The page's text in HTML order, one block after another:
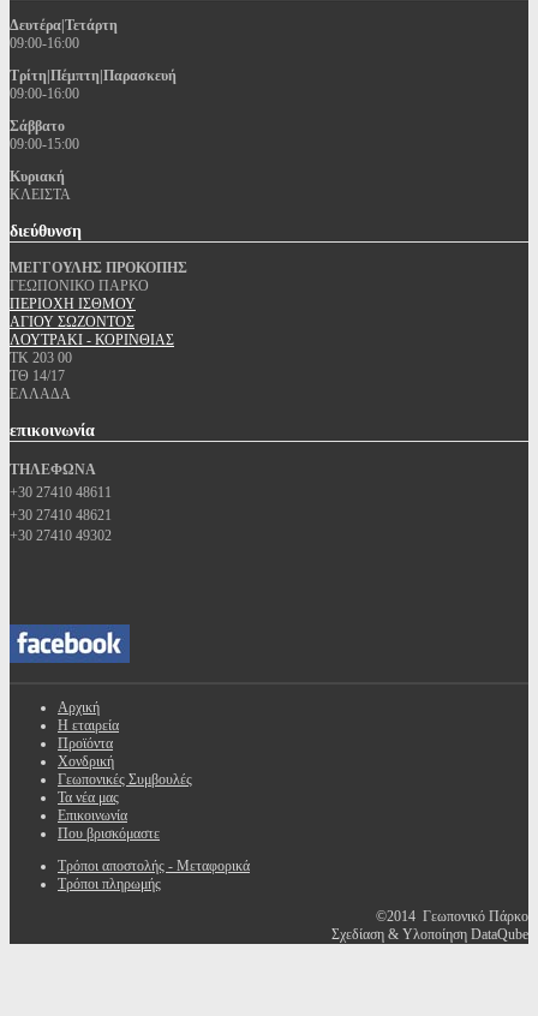
Δευτέρα|Τετάρτη
09:00-16:00
Τρίτη|Πέμπτη|Παρασκευή
09:00-16:00
Σάββατο
09:00-15:00
Κυριακή
ΚΛΕΙΣΤΑ
διεύθυνση
ΜΕΓΓΟΥΛΗΣ ΠΡΟΚΟΠΗΣ
ΓΕΩΠΟΝΙΚΟ ΠΑΡΚΟ
ΠΕΡΙΟΧΗ ΙΣΘΜΟΥ
ΑΓΙΟΥ ΣΩΖΟΝΤΟΣ
ΛΟΥΤΡΑΚΙ - ΚΟΡΙΝΘΙΑΣ
ΤΚ 203 00
ΤΘ 14/17
ΕΛΛΑΔΑ
επικοινωνία
ΤΗΛΕΦΩΝΑ
+30 27410 48611
+30 27410 48621
+30 27410 49302
Αρχική
Η εταιρεία
Προϊόντα
Χονδρική
Γεωπονικές Συμβουλές
Τα νέα μας
Επικοινωνία
Που βρισκόμαστε
Τρόποι αποστολής - Μεταφορικά
Τρόποι πληρωμής
©2014 Γεωπονικό Πάρκο
Σχεδίαση & Υλοποίηση DataQube